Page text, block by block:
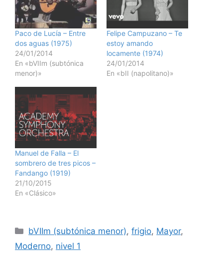
Paco de Lucía – Entre
dos aguas (1975)
24/01/2014
En «bVIIm (subtónica
menor)»
Felipe Campuzano – Te
estoy amando
locamente (1974)
24/01/2014
En «bII (napolitano)»
Manuel de Falla – El
sombrero de tres picos –
Fandango (1919)
21/10/2015
En «Clásico»
Categorías
bVIIm (subtónica menor),frigio, Mayor,
Moderno, nivel 1